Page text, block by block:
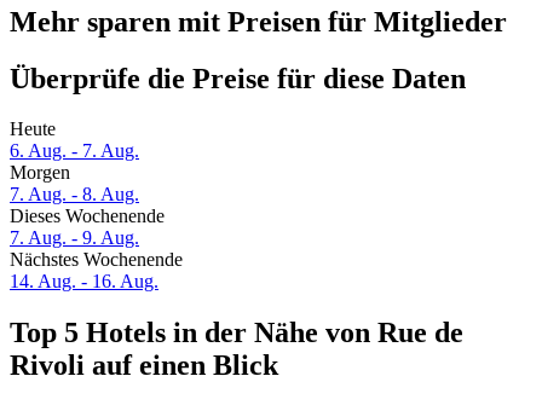
Mehr sparen mit Preisen für Mitglieder
Überprüfe die Preise für diese Daten
Heute
6. Aug. - 7. Aug.
Morgen
7. Aug. - 8. Aug.
Dieses Wochenende
7. Aug. - 9. Aug.
Nächstes Wochenende
14. Aug. - 16. Aug.
Top 5 Hotels in der Nähe von Rue de
Rivoli auf einen Blick